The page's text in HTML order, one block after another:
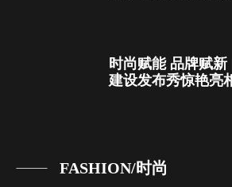
时尚赋能 品牌赋
建设发布秀惊艳亮
FASHION/时尚